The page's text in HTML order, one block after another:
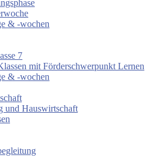
& -wochen
7
mit Förderschwerpunkt Lernen
& -wochen
und Hauswirtschaft